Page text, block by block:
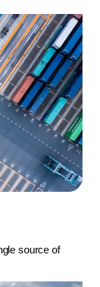
source of